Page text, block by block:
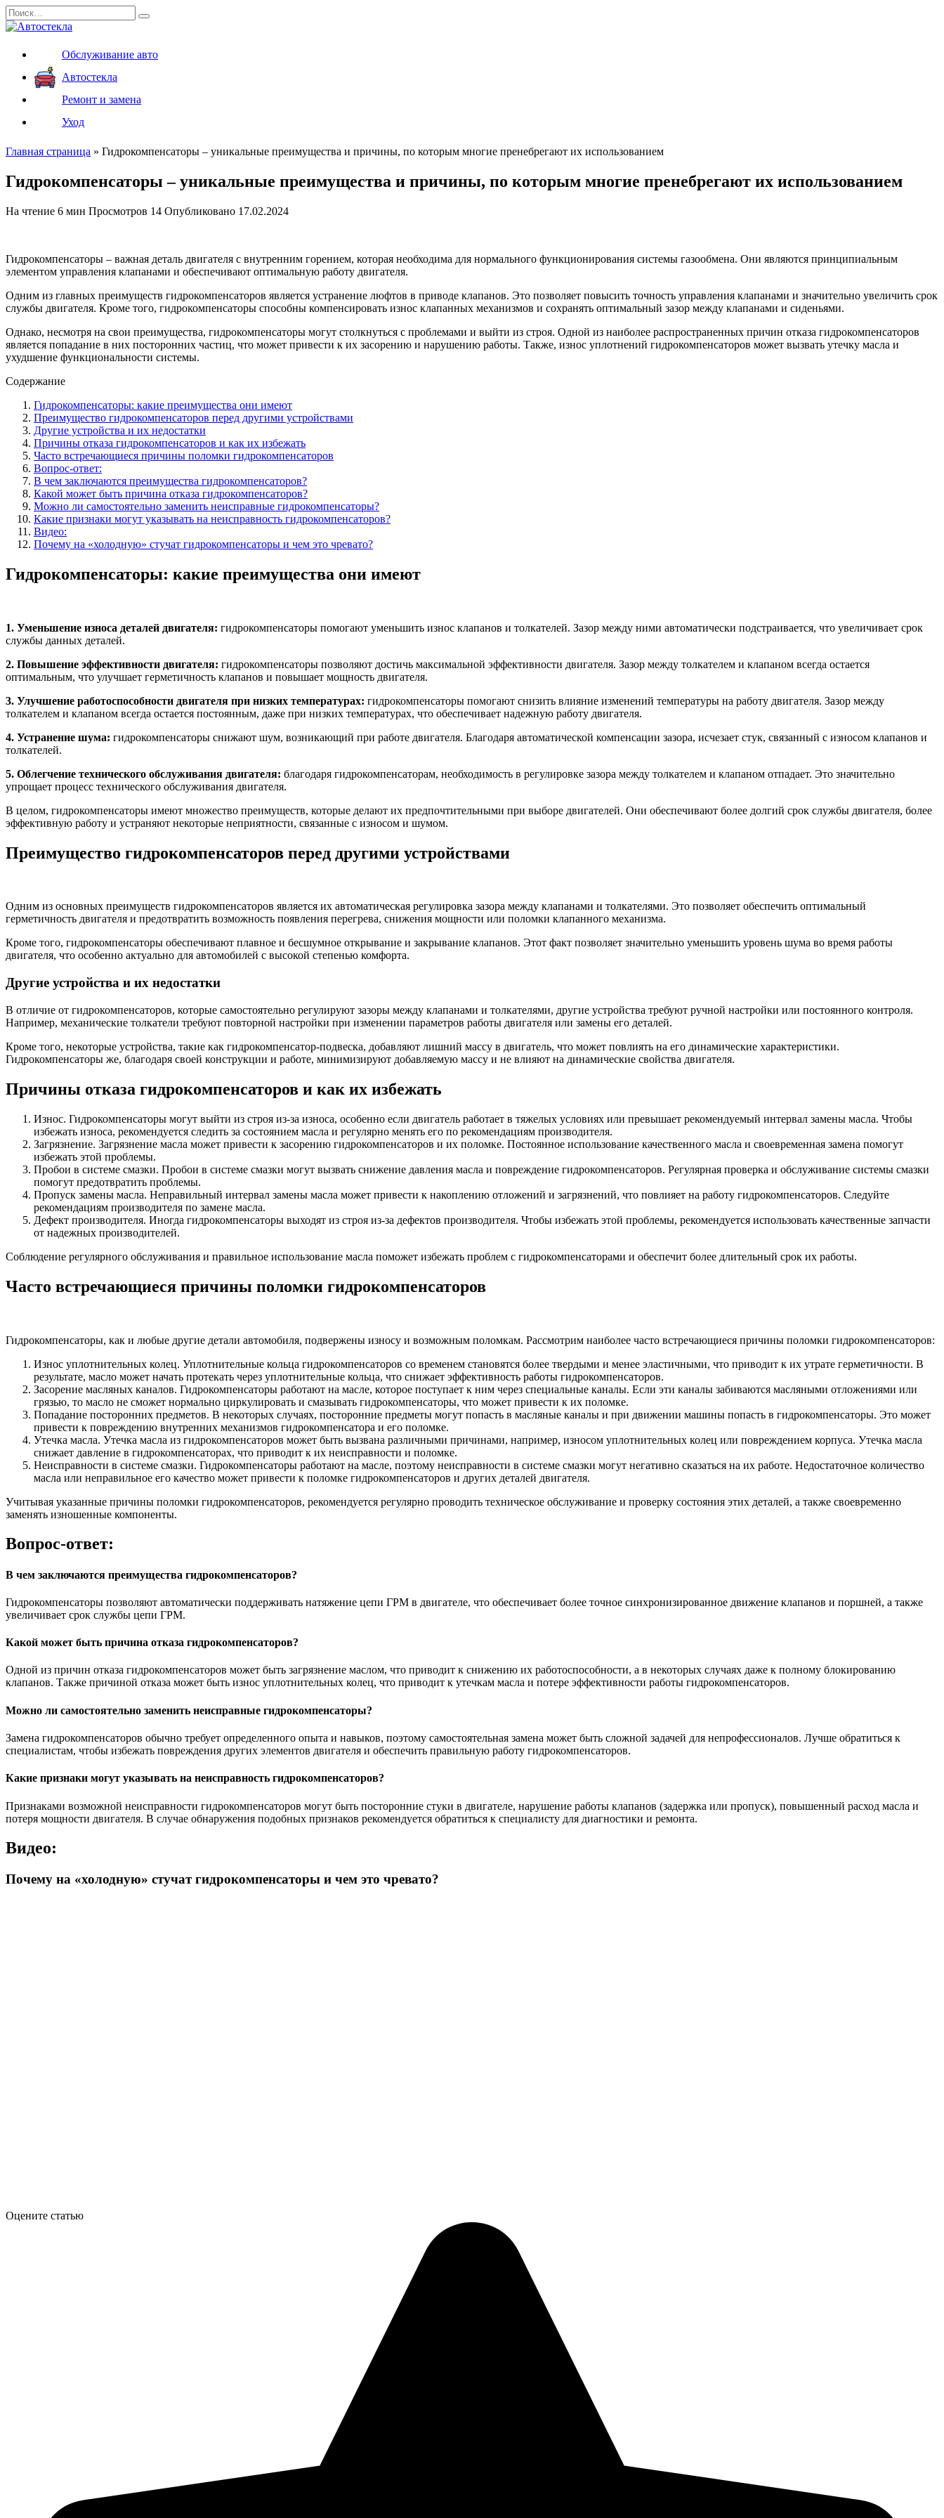
Перейти
к
Search
for:
Обслуживание авто
Автостекла
Ремонт и замена
Уход
Главная страница » Гидрокомпенсаторы – уникальные преимущества и причины, по которым многие пренебрегают их использованием
Гидрокомпенсаторы – уникальные преимущества и причины, по которым многие пренебрегают их использованием
На чтение 6 мин Просмотров 14 Опубликовано 17.02.2024
Гидрокомпенсаторы – важная деталь двигателя с внутренним горением, которая необходима для нормального функционирования системы газообмена. Они являются принципиальным
элементом управления клапанами и обеспечивают оптимальную работу двигателя.
Одним из главных преимуществ гидрокомпенсаторов является устранение люфтов в приводе клапанов. Это позволяет повысить точность управления клапанами и значительно увеличить срок
службы двигателя. Кроме того, гидрокомпенсаторы способны компенсировать износ клапанных механизмов и сохранять оптимальный зазор между клапанами и сиденьями.
Однако, несмотря на свои преимущества, гидрокомпенсаторы могут столкнуться с проблемами и выйти из строя. Одной из наиболее распространенных причин отказа гидрокомпенсаторов
является попадание в них посторонних частиц, что может привести к их засорению и нарушению работы. Также, износ уплотнений гидрокомпенсаторов может вызвать утечку масла и
ухудшение функциональности системы.
Содержание
Гидрокомпенсаторы: какие преимущества они имеют
Преимущество гидрокомпенсаторов перед другими устройствами
Другие устройства и их недостатки
Причины отказа гидрокомпенсаторов и как их избежать
Часто встречающиеся причины поломки гидрокомпенсаторов
Вопрос-ответ:
В чем заключаются преимущества гидрокомпенсаторов?
Какой может быть причина отказа гидрокомпенсаторов?
Можно ли самостоятельно заменить неисправные гидрокомпенсаторы?
Какие признаки могут указывать на неисправность гидрокомпенсаторов?
Видео:
Почему на «холодную» стучат гидрокомпенсаторы и чем это чревато?
Гидрокомпенсаторы: какие преимущества они имеют
1. Уменьшение износа деталей двигателя: гидрокомпенсаторы помогают уменьшить износ клапанов и толкателей. Зазор между ними автоматически подстраивается, что увеличивает срок
службы данных деталей.
2. Повышение эффективности двигателя: гидрокомпенсаторы позволяют достичь максимальной эффективности двигателя. Зазор между толкателем и клапаном всегда остается
оптимальным, что улучшает герметичность клапанов и повышает мощность двигателя.
3. Улучшение работоспособности двигателя при низких температурах: гидрокомпенсаторы помогают снизить влияние изменений температуры на работу двигателя. Зазор между
толкателем и клапаном всегда остается постоянным, даже при низких температурах, что обеспечивает надежную работу двигателя.
4. Устранение шума: гидрокомпенсаторы снижают шум, возникающий при работе двигателя. Благодаря автоматической компенсации зазора, исчезает стук, связанный с износом клапанов и
толкателей.
5. Облегчение технического обслуживания двигателя: благодаря гидрокомпенсаторам, необходимость в регулировке зазора между толкателем и клапаном отпадает. Это значительно
упрощает процесс технического обслуживания двигателя.
В целом, гидрокомпенсаторы имеют множество преимуществ, которые делают их предпочтительными при выборе двигателей. Они обеспечивают более долгий срок службы двигателя, более
эффективную работу и устраняют некоторые неприятности, связанные с износом и шумом.
Преимущество гидрокомпенсаторов перед другими устройствами
Одним из основных преимуществ гидрокомпенсаторов является их автоматическая регулировка зазора между клапанами и толкателями. Это позволяет обеспечить оптимальный
герметичность двигателя и предотвратить возможность появления перегрева, снижения мощности или поломки клапанного механизма.
Кроме того, гидрокомпенсаторы обеспечивают плавное и бесшумное открывание и закрывание клапанов. Этот факт позволяет значительно уменьшить уровень шума во время работы
двигателя, что особенно актуально для автомобилей с высокой степенью комфорта.
Другие устройства и их недостатки
В отличие от гидрокомпенсаторов, которые самостоятельно регулируют зазоры между клапанами и толкателями, другие устройства требуют ручной настройки или постоянного контроля.
Например, механические толкатели требуют повторной настройки при изменении параметров работы двигателя или замены его деталей.
Кроме того, некоторые устройства, такие как гидрокомпенсатор-подвеска, добавляют лишний массу в двигатель, что может повлиять на его динамические характеристики.
Гидрокомпенсаторы же, благодаря своей конструкции и работе, минимизируют добавляемую массу и не влияют на динамические свойства двигателя.
Причины отказа гидрокомпенсаторов и как их избежать
Износ. Гидрокомпенсаторы могут выйти из строя из-за износа, особенно если двигатель работает в тяжелых условиях или превышает рекомендуемый интервал замены масла. Чтобы
избежать износа, рекомендуется следить за состоянием масла и регулярно менять его по рекомендациям производителя.
Загрязнение. Загрязнение масла может привести к засорению гидрокомпенсаторов и их поломке. Постоянное использование качественного масла и своевременная замена помогут
избежать этой проблемы.
Пробои в системе смазки. Пробои в системе смазки могут вызвать снижение давления масла и повреждение гидрокомпенсаторов. Регулярная проверка и обслуживание системы смазки
помогут предотвратить проблемы.
Пропуск замены масла. Неправильный интервал замены масла может привести к накоплению отложений и загрязнений, что повлияет на работу гидрокомпенсаторов. Следуйте
рекомендациям производителя по замене масла.
Дефект производителя. Иногда гидрокомпенсаторы выходят из строя из-за дефектов производителя. Чтобы избежать этой проблемы, рекомендуется использовать качественные запчасти
от надежных производителей.
Соблюдение регулярного обслуживания и правильное использование масла поможет избежать проблем с гидрокомпенсаторами и обеспечит более длительный срок их работы.
Часто встречающиеся причины поломки гидрокомпенсаторов
Гидрокомпенсаторы, как и любые другие детали автомобиля, подвержены износу и возможным поломкам. Рассмотрим наиболее часто встречающиеся причины поломки гидрокомпенсаторов:
Износ уплотнительных колец. Уплотнительные кольца гидрокомпенсаторов со временем становятся более твердыми и менее эластичными, что приводит к их утрате герметичности. В
результате, масло может начать протекать через уплотнительные кольца, что снижает эффективность работы гидрокомпенсаторов.
Засорение масляных каналов. Гидрокомпенсаторы работают на масле, которое поступает к ним через специальные каналы. Если эти каналы забиваются масляными отложениями или
грязью, то масло не сможет нормально циркулировать и смазывать гидрокомпенсаторы, что может привести к их поломке.
Попадание посторонних предметов. В некоторых случаях, посторонние предметы могут попасть в масляные каналы и при движении машины попасть в гидрокомпенсаторы. Это может
привести к повреждению внутренних механизмов гидрокомпенсатора и его поломке.
Утечка масла. Утечка масла из гидрокомпенсаторов может быть вызвана различными причинами, например, износом уплотнительных колец или повреждением корпуса. Утечка масла
снижает давление в гидрокомпенсаторах, что приводит к их неисправности и поломке.
Неисправности в системе смазки. Гидрокомпенсаторы работают на масле, поэтому неисправности в системе смазки могут негативно сказаться на их работе. Недостаточное количество
масла или неправильное его качество может привести к поломке гидрокомпенсаторов и других деталей двигателя.
Учитывая указанные причины поломки гидрокомпенсаторов, рекомендуется регулярно проводить техническое обслуживание и проверку состояния этих деталей, а также своевременно
заменять изношенные компоненты.
Вопрос-ответ:
В чем заключаются преимущества гидрокомпенсаторов?
Гидрокомпенсаторы позволяют автоматически поддерживать натяжение цепи ГРМ в двигателе, что обеспечивает более точное синхронизированное движение клапанов и поршней, а также
увеличивает срок службы цепи ГРМ.
Какой может быть причина отказа гидрокомпенсаторов?
Одной из причин отказа гидрокомпенсаторов может быть загрязнение маслом, что приводит к снижению их работоспособности, а в некоторых случаях даже к полному блокированию
клапанов. Также причиной отказа может быть износ уплотнительных колец, что приводит к утечкам масла и потере эффективности работы гидрокомпенсаторов.
Можно ли самостоятельно заменить неисправные гидрокомпенсаторы?
Замена гидрокомпенсаторов обычно требует определенного опыта и навыков, поэтому самостоятельная замена может быть сложной задачей для непрофессионалов. Лучше обратиться к
специалистам, чтобы избежать повреждения других элементов двигателя и обеспечить правильную работу гидрокомпенсаторов.
Какие признаки могут указывать на неисправность гидрокомпенсаторов?
Признаками возможной неисправности гидрокомпенсаторов могут быть посторонние стуки в двигателе, нарушение работы клапанов (задержка или пропуск), повышенный расход масла и
потеря мощности двигателя. В случае обнаружения подобных признаков рекомендуется обратиться к специалисту для диагностики и ремонта.
Видео:
Почему на «холодную» стучат гидрокомпенсаторы и чем это чревато?
Оцените статью